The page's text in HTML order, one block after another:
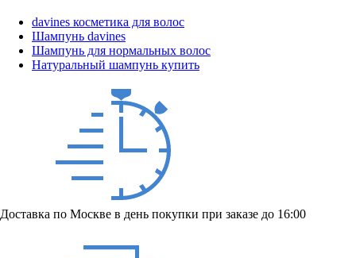
davines косметика для волос
Шампунь davines
Шампунь для нормальных волос
Натуральный шампунь купить
Доставка по Москве в день покупки при заказе до 16:00